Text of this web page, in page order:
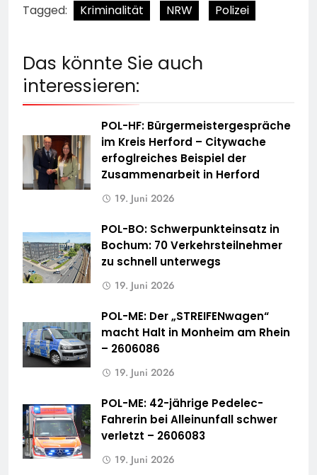
Tagged: Kriminalität NRW Polizei
Das könnte Sie auch
interessieren:
POL-HF: Bürgermeistergespräche
im Kreis Herford – Citywache
erfoglreiches Beispiel der
Zusammenarbeit in Herford
19. Juni 2026
POL-BO: Schwerpunkteinsatz in
Bochum: 70 Verkehrsteilnehmer
zu schnell unterwegs
19. Juni 2026
POL-ME: Der „STREIFENwagen“
macht Halt in Monheim am Rhein
– 2606086
19. Juni 2026
POL-ME: 42-jährige Pedelec-
Fahrerin bei Alleinunfall schwer
verletzt – 2606083
19. Juni 2026